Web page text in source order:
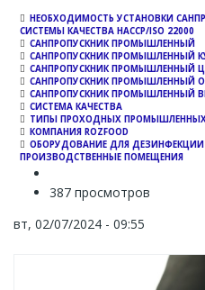
НЕОБХОДИМОСТЬ УСТАНОВКИ
СИСТЕМЫ КАЧЕСТВА НАССР/ISO 22000
САНПРОПУСКНИК ПРОМЫШЛЕННЫЙ
САНПРОПУСКНИК ПРОМЫШЛЕННЫЙ
САНПРОПУСКНИК ПРОМЫШЛЕННЫЙ
САНПРОПУСКНИК ПРОМЫШЛЕННЫЙ
САНПРОПУСКНИК ПРОМЫШЛЕННЫЙ
СИСТЕМА КАЧЕСТВА
ТИПЫ ПРОХОДНЫХ ПРОМЫШЛЕННЫХ
КОМПАНИЯ ROZFOOD
ОБОРУДОВАНИЕ ДЛЯ ДЕЗИНФЕКЦИИ
ПРОИЗВОДСТВЕННЫЕ ПОМЕЩЕНИЯ
387 просмотров
вт, 02/07/2024 - 09:55